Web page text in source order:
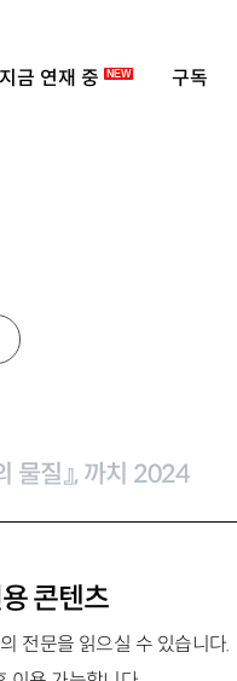
지금 연재 중 NEW 구독
콘텐츠
전문을 읽으실 수 있습니다.
물질』, 까치 2024